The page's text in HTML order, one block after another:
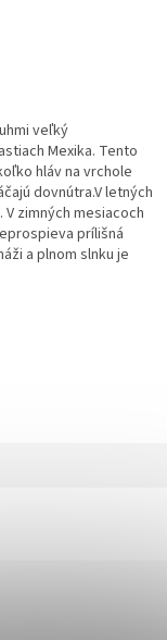
veľký
Mexika. Tento
hláv na vrchole
dovnútra.V letných
zimných mesiacoch
prílišná
a plnom slnku je